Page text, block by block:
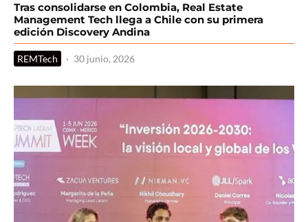
Tras consolidarse en Colombia, Real Estate
Management Tech llega a Chile con su primera
edición Discovery Andina
REMTech · 30 junio, 2026